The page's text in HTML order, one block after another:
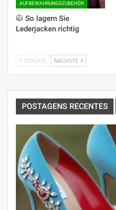
AUFBEWAHRUNGSZUBEHÖR
🧥 So lagern Sie
Lederjacken richtig
ZURÜCK NÄCHSTE
POSTAGENS RECENTES